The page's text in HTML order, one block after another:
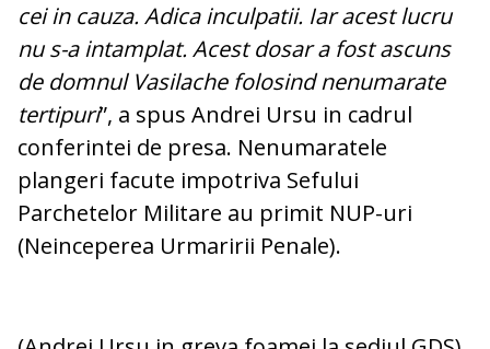
cei in cauza. Adica inculpatii. Iar acest lucru
nu s-a intamplat. Acest dosar a fost ascuns
de domnul Vasilache folosind nenumarate
tertipuri”, a spus Andrei Ursu in cadrul
conferintei de presa. Nenumaratele
plangeri facute impotriva Sefului
Parchetelor Militare au primit NUP-uri
(Neinceperea Urmaririi Penale).